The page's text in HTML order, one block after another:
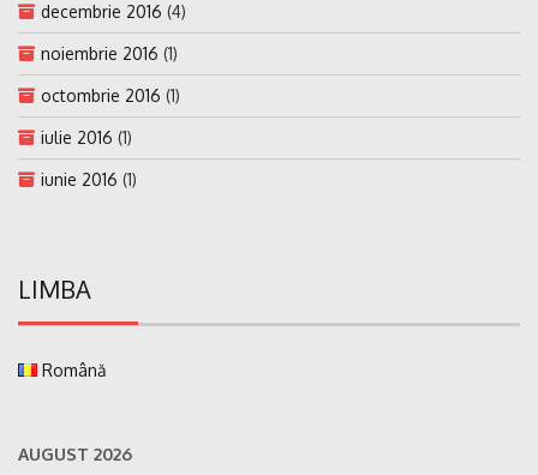
decembrie 2016 (4)
noiembrie 2016 (1)
octombrie 2016 (1)
iulie 2016 (1)
iunie 2016 (1)
LIMBA
Română
AUGUST 2026